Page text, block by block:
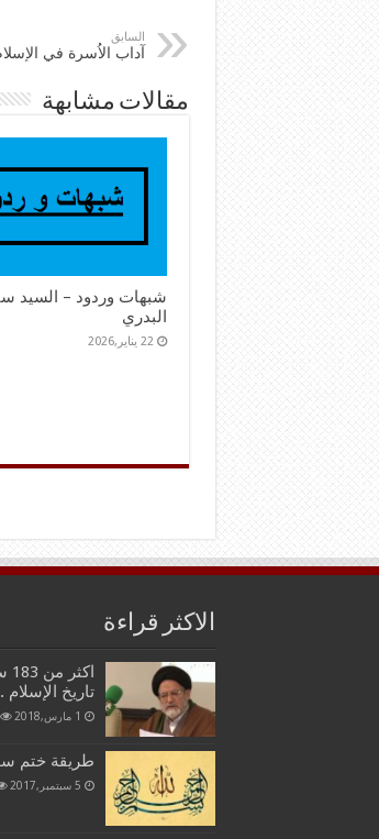
السابق
آداب الاُسرة في
مقالات مشابهة
شبهات وردود – السيد
البدري
22 يناير,2026
الاكثر قراءة
تاريخ
1 مارس,2018
طريقة ختم
5 سبتمبر,2017